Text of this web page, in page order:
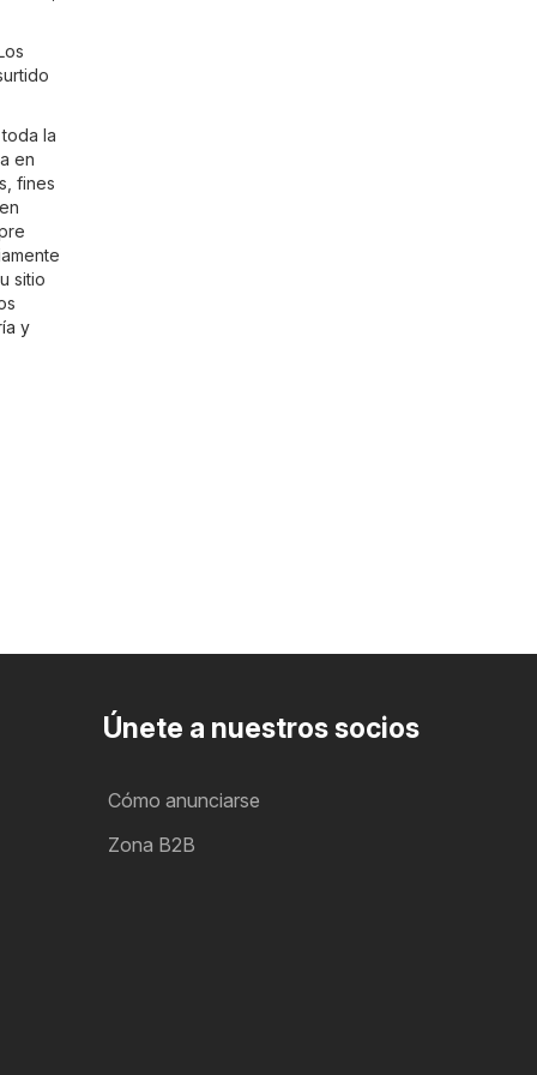
la
en
fines
sitio
y
Únete a nuestros socios
Cómo anunciarse
Zona B2B